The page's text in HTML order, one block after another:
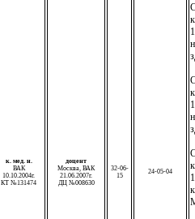
к. мед. н.
ВАК
10.10.2004г.
КТ №131474
доцент
Москва, ВАК
21.06.2007г.
ДЦ №008630
32-06-
15
24-05-04